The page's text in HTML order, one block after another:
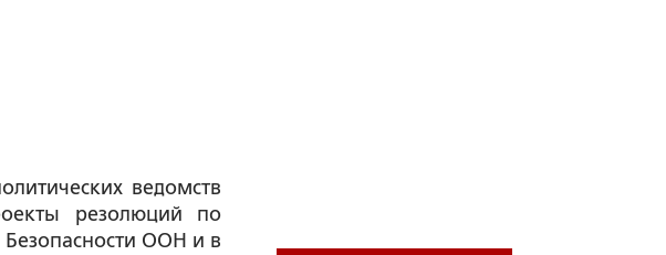
ведомств
резолюций по
ООН и в